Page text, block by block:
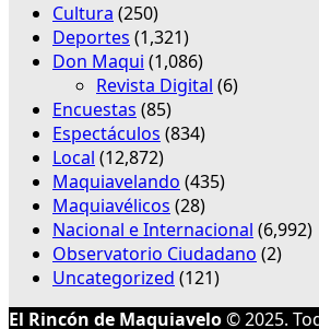
Cultura (250)
Deportes (1,321)
Don Maqui (1,086)
Revista Digital (6)
Encuestas (85)
Espectáculos (834)
Local (12,872)
Maquiavelando (435)
Maquiavélicos (28)
Nacional e Internacional (6,992)
Observatorio Ciudadano (2)
Uncategorized (121)
El Rincón de Maquiavelo© 2025.